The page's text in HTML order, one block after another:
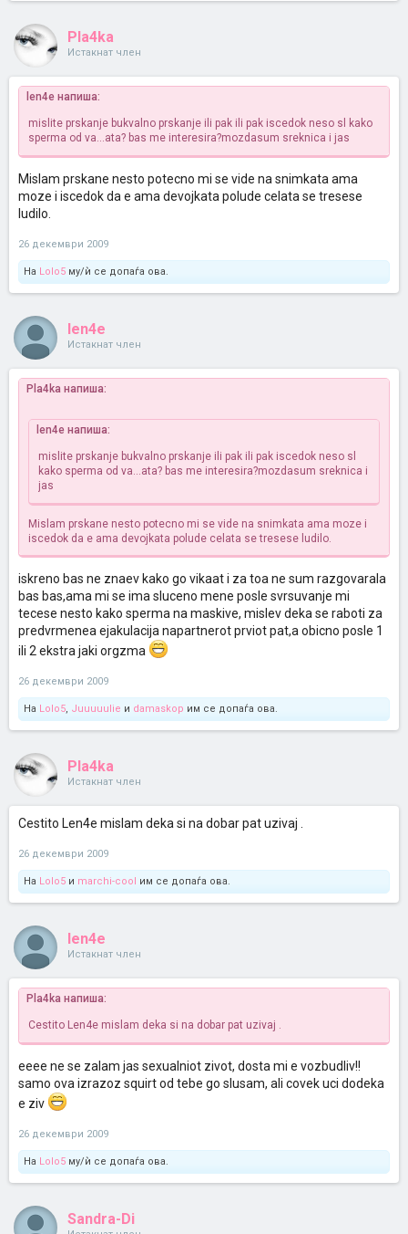
Pla4ka
Истакнат член
len4e напиша:
mislite prskanje bukvalno prskanje ili pak ili pak iscedok neso sl kako
sperma od va...ata? bas me interesira?mozdasum sreknica i jas
Mislam prskane nesto potecno mi se vide na snimkata ama
moze i iscedok da e ama devojkata polude celata se tresese
ludilo.
26 декември 2009
На Lolo5 му/ѝ се допаѓа ова.
len4e
Истакнат член
Pla4ka напиша:
len4e напиша:
mislite prskanje bukvalno prskanje ili pak ili pak iscedok neso sl
kako sperma od va...ata? bas me interesira?mozdasum sreknica i
jas
Mislam prskane nesto potecno mi se vide na snimkata ama moze i
iscedok da e ama devojkata polude celata se tresese ludilo.
iskreno bas ne znaev kako go vikaat i za toa ne sum razgovarala
bas bas,ama mi se ima sluceno mene posle svrsuvanje mi
tecese nesto kako sperma na maskive, mislev deka se raboti za
predvrmenea ejakulacija napartnerot prviot pat,a obicno posle 1
ili 2 ekstra jaki orgzma
26 декември 2009
На Lolo5, Juuuuulie и damaskop им се допаѓа ова.
Pla4ka
Истакнат член
Cestito Len4e mislam deka si na dobar pat uzivaj .
26 декември 2009
На Lolo5 и marchi-cool им се допаѓа ова.
len4e
Истакнат член
Pla4ka напиша:
Cestito Len4e mislam deka si na dobar pat uzivaj .
eeee ne se zalam jas sexualniot zivot, dosta mi e vozbudliv!!
samo ova izrazoz squirt od tebe go slusam, ali covek uci dodeka
e ziv
26 декември 2009
На Lolo5 му/ѝ се допаѓа ова.
Sandra-Di